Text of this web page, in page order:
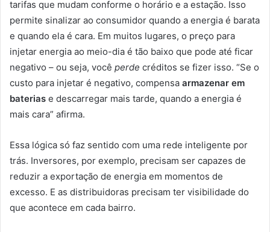
tarifas que mudam conforme o horário e a estação. Isso
permite sinalizar ao consumidor quando a energia é barata
e quando ela é cara. Em muitos lugares, o preço para
injetar energia ao meio-dia é tão baixo que pode até ficar
negativo – ou seja, você perde créditos se fizer isso. “Se o
custo para injetar é negativo, compensa armazenar em
baterias e descarregar mais tarde, quando a energia é
mais cara” afirma.
Essa lógica só faz sentido com uma rede inteligente por
trás. Inversores, por exemplo, precisam ser capazes de
reduzir a exportação de energia em momentos de
excesso. E as distribuidoras precisam ter visibilidade do
que acontece em cada bairro.